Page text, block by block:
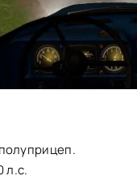
л.с.